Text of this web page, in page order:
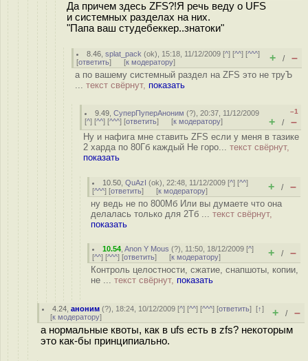
Да причем здесь ZFS?!Я речь веду о UFS
и системных разделах на них.
"Папа ваш студебеккер..знатоки"
8.46 ,splat_pack (ok), 15:18, 11/12/2009 [^] [^^] [^^^]
[ответить] [к модератору] + / –
а по вашему системный раздел на ZFS это не труЪ
... текст свёрнут, показать
9.49 ,СуперПуперАноним (?), 20:37, 11/12/2009
[^] [^^] [^^^] [ответить] [к модератору]
–1
+ / –
Ну и нафига мне ставить ZFS если у меня в тазике
2 харда по 80Гб каждый Не горо... текст свёрнут,
показать
10.50 ,QuAzI (ok), 22:48, 11/12/2009 [^] [^^]
[^^^] [ответить] [к модератору] + / –
ну ведь не по 800Мб Или вы думаете что она
делалась только для 2Тб ... текст свёрнут,
показать
10.54 ,Anon Y Mous (?), 11:50, 18/12/2009 [^]
[^^] [^^^] [ответить] [к модератору] + / –
Контроль целостности, cжатие, снапшоты, копии,
не ... текст свёрнут, показать
4.24 ,аноним (?), 18:24, 10/12/2009 [^] [^^] [^^^] [ответить][↑]
[к модератору] + / –
а нормальные квоты, как в ufs есть в zfs? некоторым
это как-бы принципиально.